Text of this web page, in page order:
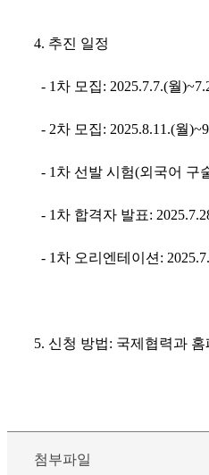
4. 추진 일정
- 1차 모집: 2025.7.7.(월
- 2차 모집: 2025.8.11.(월
- 1차 선발 시험(외국어 구
- 1차 합격자 발표:
- 1차 오리엔테이션:
5. 신청 방법: 국제협력과
첨부파일